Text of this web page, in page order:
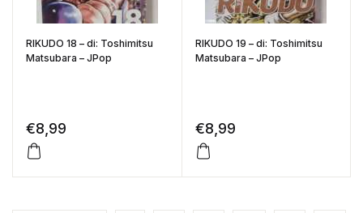
RIKUDO 18 – di: Toshimitsu
Matsubara – JPop
€8,99
RIKUDO 19 – di: Toshimitsu
Matsubara – JPop
€8,99